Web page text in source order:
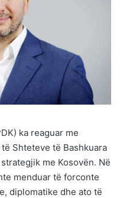
ka reaguar me
Shteteve të Bashkuara
me Kosovën. Në
menduar të forconte
diplomatike dhe ato të